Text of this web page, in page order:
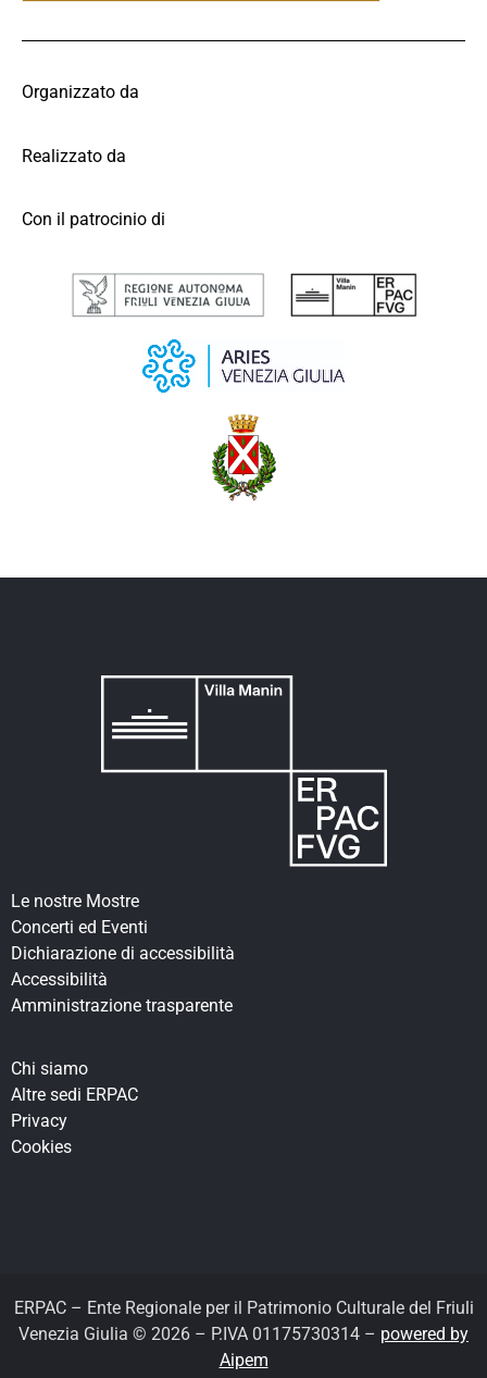
Organizzato da
Realizzato da
Con il patrocinio di
Le nostre Mostre
Concerti ed Eventi
Dichiarazione di accessibilità
Accessibilità
Amministrazione trasparente
Chi siamo
Altre sedi ERPAC
Privacy
Cookies
ERPAC – Ente Regionale per il Patrimonio Culturale del Friuli
Venezia Giulia © 2026 – P.IVA 01175730314 – powered by
Aipem